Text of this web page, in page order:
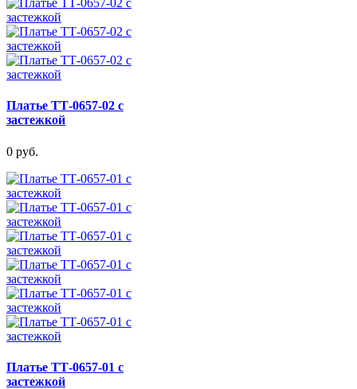
Платье ТТ-0657-02 с
застежкой
0 руб.
Платье ТТ-0657-01 с
застежкой